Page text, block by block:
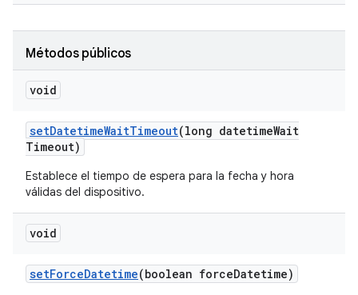
Métodos públicos
void
setDatetimeWaitTimeout(long datetimeWait
Timeout)
Establece el tiempo de espera para la fecha y hora
válidas del dispositivo.
void
setForceDatetime(boolean forceDatetime)